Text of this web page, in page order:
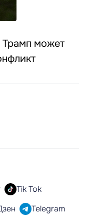
Трамп может
Tik Tok
Telegram